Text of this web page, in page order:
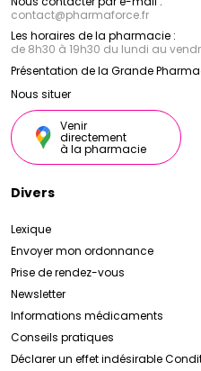
contact@pharmaforce.fr
Les horaires de la pharmacie :
de 8h30 à 19h30 du lundi au
Présentation de la Grande
Nous situer
Venir
directement
à la pharmacie
Divers
Lexique
Envoyer mon ordonnance
Prise de rendez-vous
Newsletter
Informations médicaments
Conseils pratiques
Déclarer un effet indésirable